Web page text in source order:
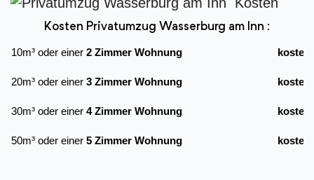
Kosten Privatumzug Wasserburg am Inn :
10m³ oder einer 2 Zimmer Wohnung kostet
20m³ oder einer 3 Zimmer Wohnung kostet
30m³ oder einer 4 Zimmer Wohnung kostet
50m³ oder einer 5 Zimmer Wohnung kostet